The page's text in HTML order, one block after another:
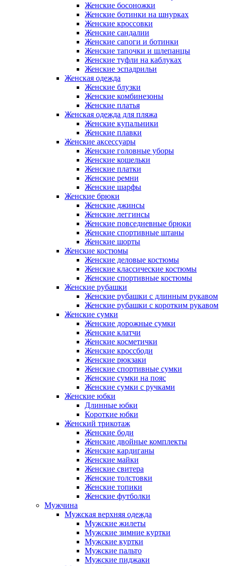
Женские босоножки
Женские ботинки на шнурках
Женские кроссовки
Женские сандалии
Женские сапоги и ботинки
Женские тапочки и шлепанцы
Женские туфли на каблуках
Женские эспадрильи
Женская одежда
Женские блузки
Женские комбинезоны
Женские платья
Женская одежда для пляжа
Женские купальники
Женские плавки
Женские аксессуары
Женские головные уборы
Женские кошельки
Женские платки
Женские ремни
Женские шарфы
Женские брюки
Женские джинсы
Женские леггинсы
Женские повседневные брюки
Женские спортивные штаны
Женские шорты
Женские костюмы
Женские деловые костюмы
Женские классические костюмы
Женские спортивные костюмы
Женские рубашки
Женские рубашки с длинным рукавом
Женские рубашки с коротким рукавом
Женские сумки
Женские дорожные сумки
Женские клатчи
Женские косметички
Женские кроссбоди
Женские рюкзаки
Женские спортивные сумки
Женские сумки на пояс
Женские сумки с ручками
Женские юбки
Длинные юбки
Короткие юбки
Женский трикотаж
Женские боди
Женские двойные комплекты
Женские кардиганы
Женские майки
Женские свитера
Женские толстовки
Женские топики
Женские футболки
Мужчина
Мужская верхняя одежда
Мужские жилеты
Мужские зимние куртки
Мужские куртки
Мужские пальто
Мужские пиджаки